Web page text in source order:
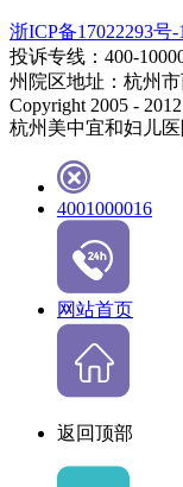
浙ICP备17022293号-1
投诉专线：400-
州院区地址：杭州
Copyright 2005 -
杭州美中宜和妇儿医
4001000016
网站首页
返回顶部